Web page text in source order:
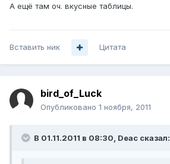
А ещё там оч. вкусные таблицы.
Вставить ник Цитата
bird_of_Luck
Опубликовано 1 ноября, 2011
В 01.11.2011 в 08:30, Deac сказал: